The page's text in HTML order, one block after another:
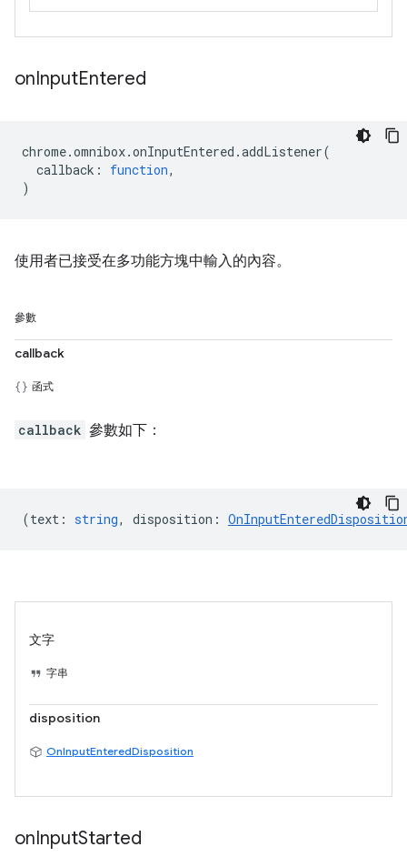
onInputEntered
chrome.omnibox.onInputEntered .addListener(
callback : function,
)
使用者已接受在多功能方塊中輸入的內容。
參數
callback
函式
callback 參數如下：
(text : string, disposition :
文字
字串
disposition
OnInputEnteredDisposition
onInputStarted